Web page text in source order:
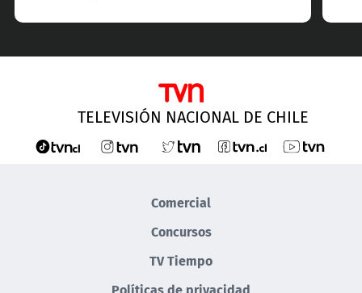
TELEVISIÓN NACIONAL DE CHILE
Comercial
Concursos
TV Tiempo